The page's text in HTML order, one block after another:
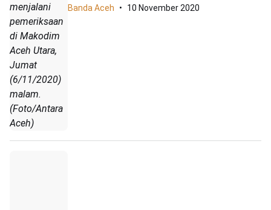
menjalani
pemeriksaan
di Makodim
Aceh Utara,
Jumat
(6/11/2020)
malam.
(Foto/Antara
Aceh)
Banda Aceh 10 November 2020